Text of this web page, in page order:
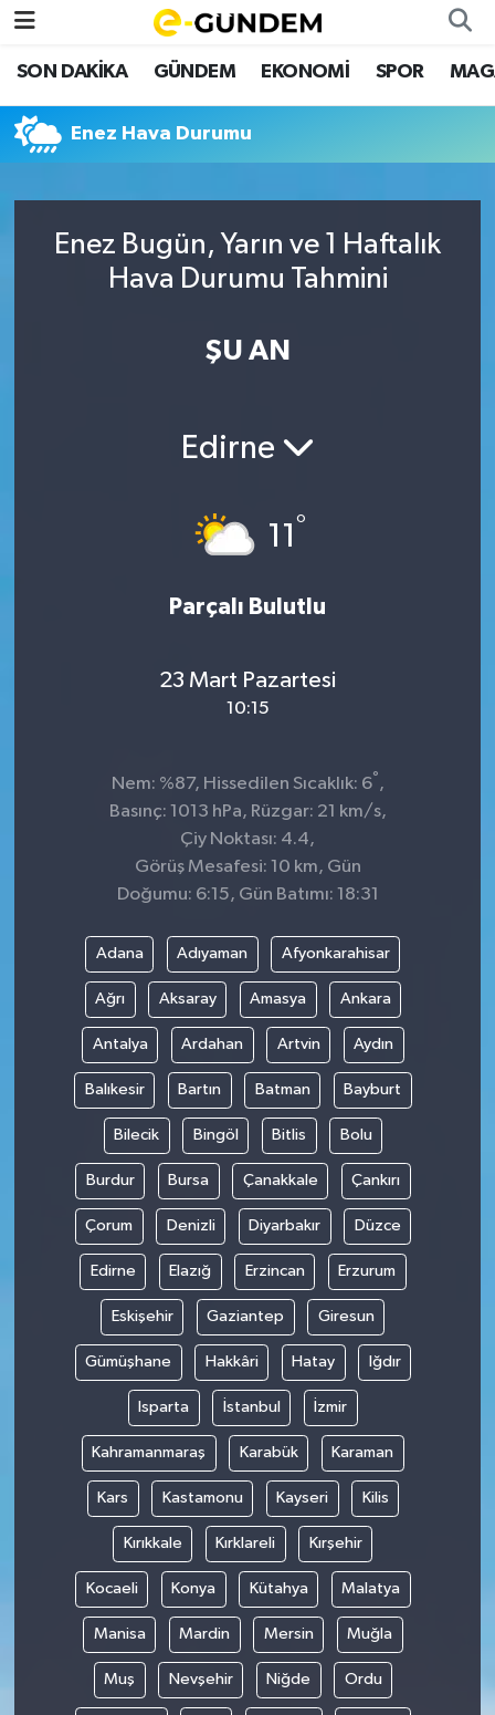
SON DAKİKA GÜNDEM EKONOMİ SPOR
Enez Hava Durumu
Enez Bugün, Yarın ve 1 Haftalık
Hava Durumu Tahmini
ŞU AN
Edirne
11 °
Parçalı Bulutlu
23 Mart Pazartesi
10:15
Nem: %87, Hissedilen Sıcaklık: 6° ,
Basınç: 1013 hPa, Rüzgar: 21 km/s,
Çiy Noktası: 4.4,
Görüş Mesafesi: 10 km, Gün
Doğumu: 6:15, Gün Batımı: 18:31
Adana Adıyaman Afyonkarahisar
Ağrı Aksaray Amasya Ankara
Antalya Ardahan Artvin Aydın
Balıkesir Bartın Batman Bayburt
Bilecik Bingöl Bitlis Bolu
Burdur Bursa Çanakkale Çankırı
Çorum Denizli Diyarbakır Düzce
Edirne Elazığ Erzincan Erzurum
Eskişehir Gaziantep Giresun
Gümüşhane Hakkâri Hatay Iğdır
Isparta İstanbul İzmir
Kahramanmaraş Karabük Karaman
Kars Kastamonu Kayseri Kilis
Kırıkkale Kırklareli Kırşehir
Kocaeli Konya Kütahya Malatya
Manisa Mardin Mersin Muğla
Muş Nevşehir Niğde Ordu
SON DAKİKA
GÜNDEM
EKONOMİ
SPOR
Nöbetçi Eczaneler
Hava Durumu
Namaz Vakitleri
Trafik Durumu